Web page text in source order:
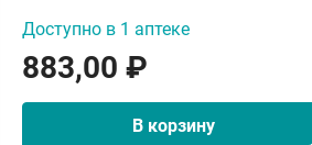
Доступно в 1 аптеке
883,00 ₽
В корзину